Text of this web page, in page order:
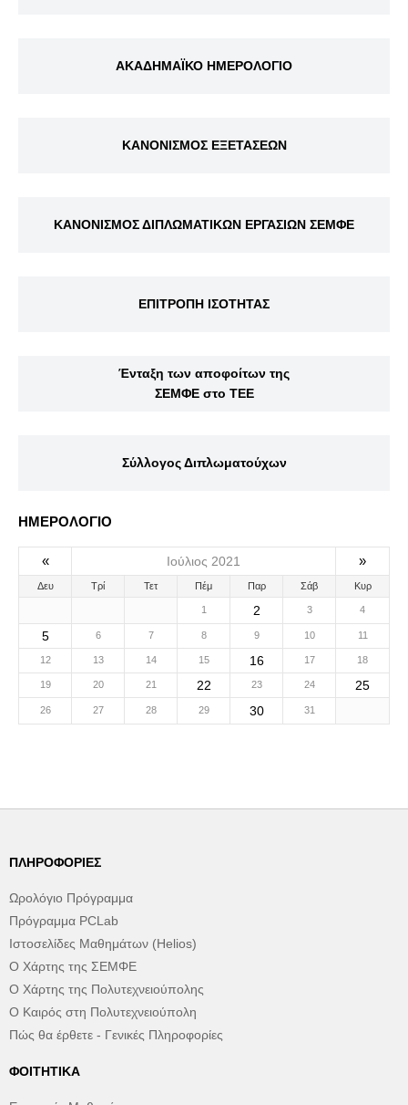
ΑΚΑΔΗΜΑΪΚΟ ΗΜΕΡΟΛΟΓΙΟ
ΚΑΝΟΝΙΣΜΟΣ ΕΞΕΤΑΣΕΩΝ
ΚΑΝΟΝΙΣΜΟΣ ΔΙΠΛΩΜΑΤΙΚΩΝ ΕΡΓΑΣΙΩΝ ΣΕΜΦΕ
ΕΠΙΤΡΟΠΗ ΙΣΟΤΗΤΑΣ
Ένταξη των αποφοίτων της
ΣΕΜΦΕ στο ΤΕΕ
Σύλλογος Διπλωματούχων
ΗΜΕΡΟΛΟΓΙΟ
« Ιούλιος 2021 »
Δευ Τρί Τετ Πέμ Παρ Σάβ Κυρ
1 2 3 4
5 6 7 8 9 10 11
12 13 14 15 16 17 18
19 20 21 22 23 24 25
26 27 28 29 30 31
ΠΛΗΡΟΦΟΡΊΕΣ
Ωρολόγιο Πρόγραμμα
Πρόγραμμα PCLab
Ιστοσελίδες Μαθημάτων (Helios)
Ο Χάρτης της ΣΕΜΦΕ
Ο Χάρτης της Πολυτεχνειούπολης
Ο Καιρός στη Πολυτεχνειούπολη
Πώς θα έρθετε - Γενικές Πληροφορίες
ΦΟΙΤΗΤΙΚΆ